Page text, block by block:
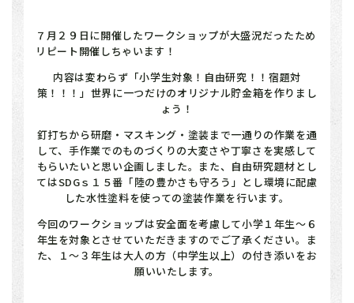
７月２９日に開催したワークショップが大盛況だったため
リピート開催しちゃいます！
内容は変わらず「小学生対象！自由研究！！宿題対
策！！！」世界に一つだけのオリジナル貯金箱を作りまし
ょう！
釘打ちから研磨・マスキング・塗装まで一通りの作業を通
して、手作業でのものづくりの大変さや丁寧さを実感して
もらいたいと思い企画しました。また、自由研究題材とし
てはSDGｓ１５番「陸の豊かさも守ろう」とし環境に配慮
した水性塗料を使っての塗装作業を行います。
今回のワークショップは安全面を考慮して小学１年生～６
年生を対象とさせていただきますのでご了承ください。ま
た、１～３年生は大人の方（中学生以上）の付き添いをお
願いいたします。